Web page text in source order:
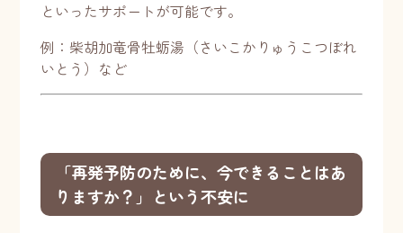
といったサポートが可能です。
例：柴胡加竜骨牡蛎湯（さいこかりゅうこつぼれ
いとう）など
「再発予防のために、今できることはあ
りますか？」という不安に